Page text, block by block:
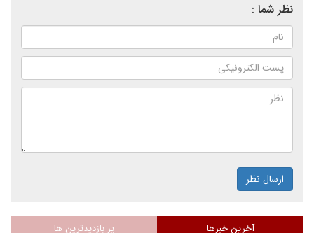
نظر شما :
ارسال نظر
آخرین خبرها پر بازدیدترین ها